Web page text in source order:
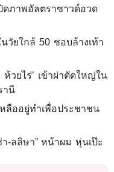
ดภาพอัลตราซาวด์อวด
วัยใกล้ 50 ชอบล้างเท้า
ห้วยไร่’ เข้าผ่าตัดใหญ่ใน
านี
หลืออยู่ทำเพื่อประชาชน
-ลลิษา” หน้าผม หุ่นเป๊ะ